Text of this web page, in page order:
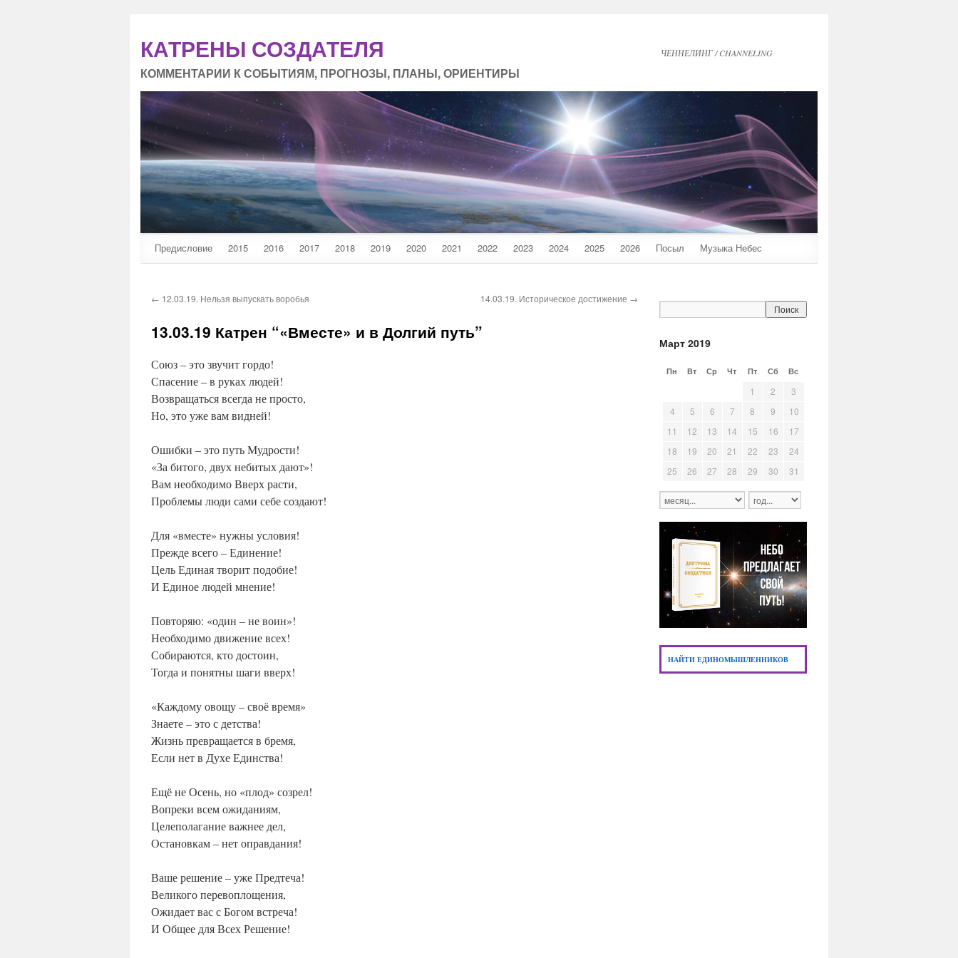
ЧЕННЕЛИНГ / CHANNELING
КАТРЕНЫ СОЗДАТЕЛЯ
КОММЕНТАРИИ К СОБЫТИЯМ, ПРОГНОЗЫ, ПЛАНЫ, ОРИЕНТИРЫ
Предисловие 2015 2016 2017 2018 2019 2020 2021 2022 2023 2024 2025 2026 Посыл Музыка Небес
Март 2019
Пн Вт Ср Чт Пт Сб Вс
1 2
3
4
5 6 7 8 9
10
11
12 13 14 15 16
17
18
19 20 21 22 23
24
25
26 27 28 29 30 31
НАЙТИ ЕДИНОМЫШЛЕННИКОВ
← 12.03.19. Нельзя выпускать воробья 14.03.19. Историческое достижение →
13.03.19 Катрен “«Вместе» и в Долгий путь”
Союз – это звучит гордо!
Спасение – в руках людей!
Возвращаться всегда не просто,
Но, это уже вам видней!
Ошибки – это путь Мудрости!
«За битого, двух небитых дают»!
Вам необходимо Вверх расти,
Проблемы люди сами себе создают!
Для «вместе» нужны условия!
Прежде всего – Единение!
Цель Единая творит подобие!
И Единое людей мнение!
Повторяю: «один – не воин»!
Необходимо движение всех!
Собираются, кто достоин,
Тогда и понятны шаги вверх!
«Каждому овощу – своё время»
Знаете – это с детства!
Жизнь превращается в бремя,
Если нет в Духе Единства!
Ещё не Осень, но «плод» созрел!
Вопреки всем ожиданиям,
Целеполагание важнее дел,
Остановкам – нет оправдания!
Ваше решение – уже Предтеча!
Великого перевоплощения,
Ожидает вас с Богом встреча!
И Общее для Всех Решение!